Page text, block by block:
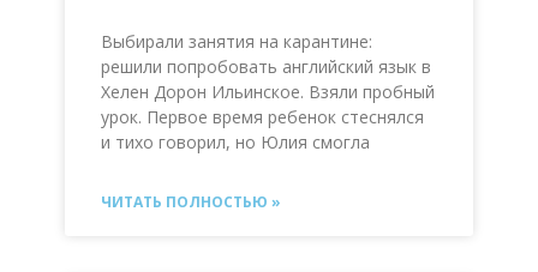
Выбирали занятия на карантине:
решили попробовать английский язык в
Хелен Дорон Ильинское. Взяли пробный
урок. Первое время ребенок стеснялся
и тихо говорил, но Юлия смогла
ЧИТАТЬ ПОЛНОСТЬЮ »